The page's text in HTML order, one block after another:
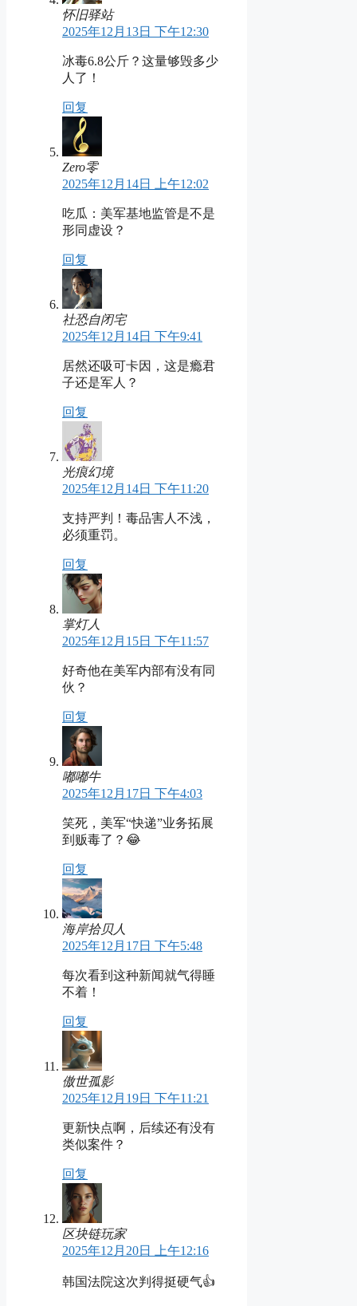
怀旧驿站
2025年12月13日 下午12:30
冰毒6.8公斤？这量够毁多少
人了！
回复
Zero零
2025年12月14日 上午12:02
吃瓜：美军基地监管是不是
形同虚设？
回复
社恐自闭宅
2025年12月14日 下午9:41
居然还吸可卡因，这是瘾君
子还是军人？
回复
光痕幻境
2025年12月14日 下午11:20
支持严判！毒品害人不浅，
必须重罚。
回复
掌灯人
2025年12月15日 下午11:57
好奇他在美军内部有没有同
伙？
回复
嘟嘟牛
2025年12月17日 下午4:03
笑死，美军“快递”业务拓展
到贩毒了？😂
回复
海岸拾贝人
2025年12月17日 下午5:48
每次看到这种新闻就气得睡
不着！
回复
傲世孤影
2025年12月19日 下午11:21
更新快点啊，后续还有没有
类似案件？
回复
区块链玩家
2025年12月20日 上午12:16
韩国法院这次判得挺硬气👍